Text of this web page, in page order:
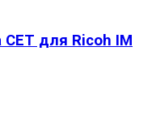
СЕТ для Ricoh IM